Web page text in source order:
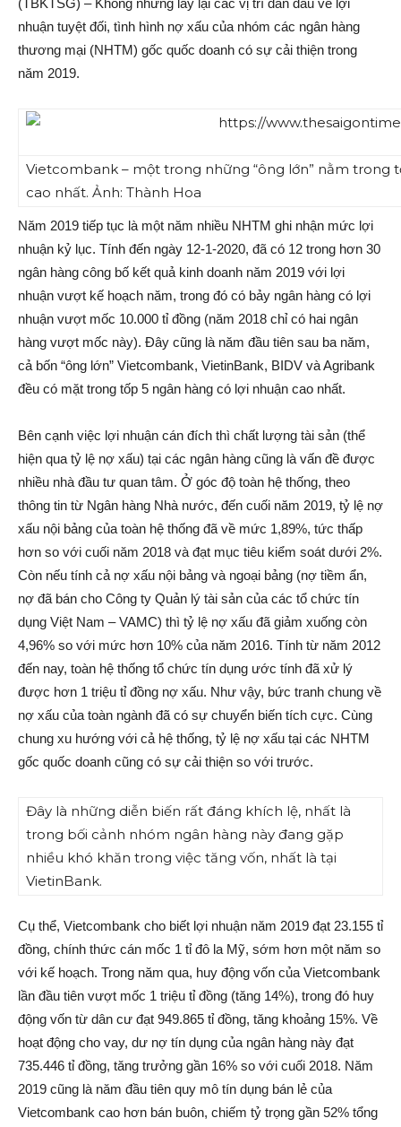
(TBKTSG) – Không những lấy lại các vị trí dẫn đầu về lợi
nhuận tuyệt đối, tình hình nợ xấu của nhóm các ngân hàng
thương mại (NHTM) gốc quốc doanh có sự cải thiện trong
năm 2019.
Vietcombank – một trong những “ông lớn” nằm trong
cao nhất. Ảnh: Thành Hoa
Năm 2019 tiếp tục là một năm nhiều NHTM ghi nhận mức lợi
nhuận kỷ lục. Tính đến ngày 12-1-2020, đã có 12 trong hơn 30
ngân hàng công bố kết quả kinh doanh năm 2019 với lợi
nhuận vượt kế hoạch năm, trong đó có bảy ngân hàng có lợi
nhuận vượt mốc 10.000 tỉ đồng (năm 2018 chỉ có hai ngân
hàng vượt mốc này). Đây cũng là năm đầu tiên sau ba năm,
cả bốn “ông lớn” Vietcombank, VietinBank, BIDV và Agribank
đều có mặt trong tốp 5 ngân hàng có lợi nhuận cao nhất.
Bên cạnh việc lợi nhuận cán đích thì chất lượng tài sản (thể
hiện qua tỷ lệ nợ xấu) tại các ngân hàng cũng là vấn đề được
nhiều nhà đầu tư quan tâm. Ở góc độ toàn hệ thống, theo
thông tin từ Ngân hàng Nhà nước, đến cuối năm 2019, tỷ lệ nợ
xấu nội bảng của toàn hệ thống đã về mức 1,89%, tức thấp
hơn so với cuối năm 2018 và đạt mục tiêu kiểm soát dưới 2%.
Còn nếu tính cả nợ xấu nội bảng và ngoại bảng (nợ tiềm ẩn,
nợ đã bán cho Công ty Quản lý tài sản của các tổ chức tín
dụng Việt Nam – VAMC) thì tỷ lệ nợ xấu đã giảm xuống còn
4,96% so với mức hơn 10% của năm 2016. Tính từ năm 2012
đến nay, toàn hệ thống tổ chức tín dụng ước tính đã xử lý
được hơn 1 triệu tỉ đồng nợ xấu. Như vậy, bức tranh chung về
nợ xấu của toàn ngành đã có sự chuyển biến tích cực. Cùng
chung xu hướng với cả hệ thống, tỷ lệ nợ xấu tại các NHTM
gốc quốc doanh cũng có sự cải thiện so với trước.
Đây là những diễn biến rất đáng khích lệ, nhất là
trong bối cảnh nhóm ngân hàng này đang gặp
nhiều khó khăn trong việc tăng vốn, nhất là tại
VietinBank.
Cụ thể, Vietcombank cho biết lợi nhuận năm 2019 đạt 23.155 tỉ
đồng, chính thức cán mốc 1 tỉ đô la Mỹ, sớm hơn một năm so
với kế hoạch. Trong năm qua, huy động vốn của Vietcombank
lần đầu tiên vượt mốc 1 triệu tỉ đồng (tăng 14%), trong đó huy
động vốn từ dân cư đạt 949.865 tỉ đồng, tăng khoảng 15%. Về
hoạt động cho vay, dư nợ tín dụng của ngân hàng này đạt
735.446 tỉ đồng, tăng trưởng gần 16% so với cuối 2018. Năm
2019 cũng là năm đầu tiên quy mô tín dụng bán lẻ của
Vietcombank cao hơn bán buôn, chiếm tỷ trọng gần 52% tổng